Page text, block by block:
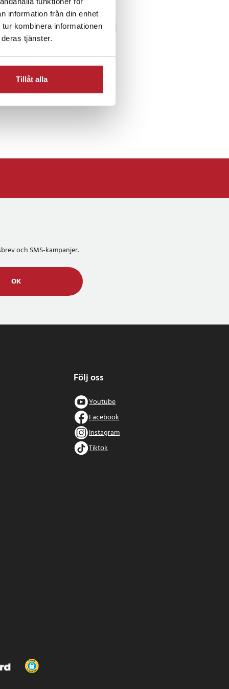
information från din enhet
kombinera informationen
tjänster.
Tillåt alla
Mobilhållare Fordon
och SMS-kampanjer.
OK
Följ oss
Youtube
Facebook
Instagram
Tiktok